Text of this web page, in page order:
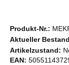
Produkt-Nr.:
Aktueller
Artikelzustand:
EAN: